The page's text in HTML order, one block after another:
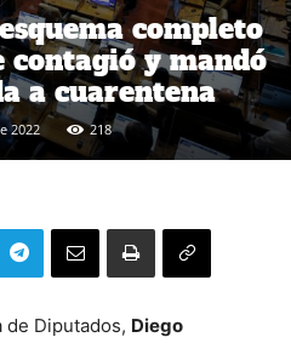
completo
contagió y mandó
a cuarentena
2022 218
de Diputados, Diego